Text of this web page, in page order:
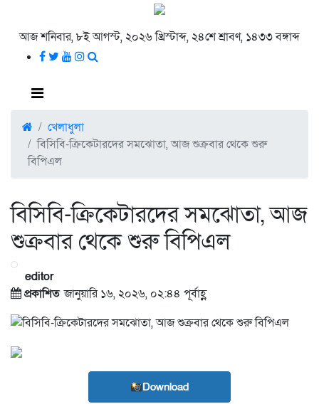
আজ শনিবার, ৮ই আগস্ট, ২০২৬ খ্রিস্টাব্দ, ২৪শে শ্রাবণ, ১৪৩৩ বঙ্গাব্দ
খেলাধুলা
বিসিবি-ক্রিকেটারদের সমঝোতা, আজ শুক্রবার থেকে শুরু
বিপিএল
বিসিবি-ক্রিকেটারদের সমঝোতা, আজ
শুক্রবার থেকে শুরু বিপিএল
editor
প্রকাশিতজানুয়ারি ১৬, ২০২৬, ০২:৪৪ পূর্বাহ্ণ
Download